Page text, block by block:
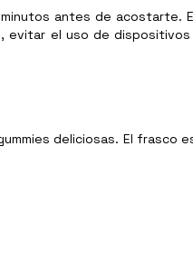
antes de
evitar el uso de
deliciosas. El frasco